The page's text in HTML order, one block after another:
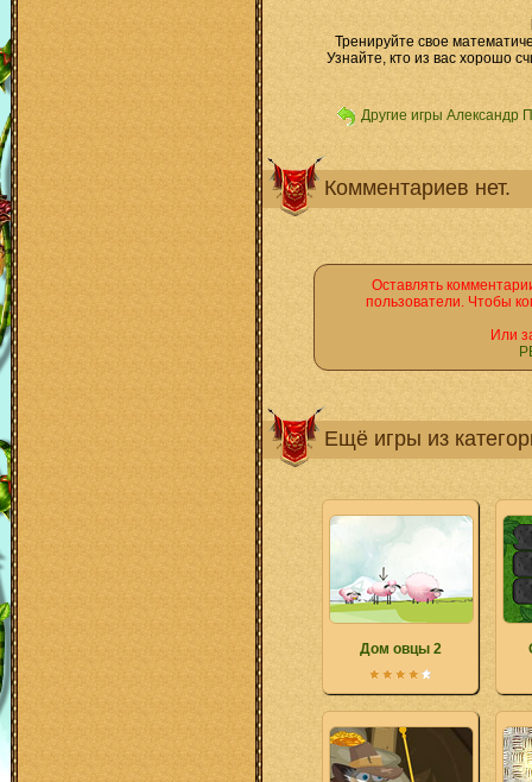
Тренируйте свое
Узнайте, кто из вас хорошо
Другие игры Александр
Комментариев нет.
Оставлять
пользователи. Чтобы
Или
Ещё игры из
Дом овцы 2